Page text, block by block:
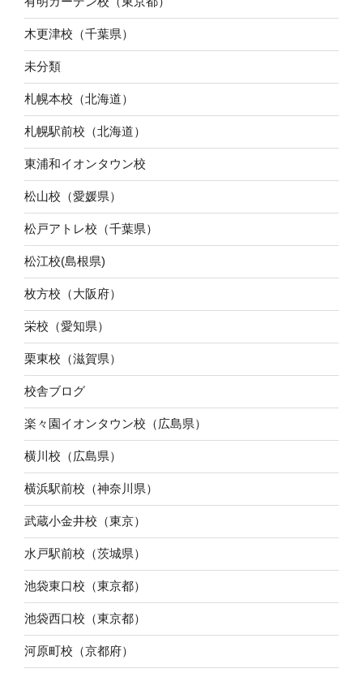
木更津校（千葉県）
未分類
札幌本校（北海道）
札幌駅前校（北海道）
東浦和イオンタウン校
松山校（愛媛県）
松戸アトレ校（千葉県）
松江校(島根県)
枚方校（大阪府）
栄校（愛知県）
栗東校（滋賀県）
校舎ブログ
楽々園イオンタウン校（広島県）
横川校（広島県）
横浜駅前校（神奈川県）
武蔵小金井校（東京）
水戸駅前校（茨城県）
池袋東口校（東京都）
池袋西口校（東京都）
河原町校（京都府）